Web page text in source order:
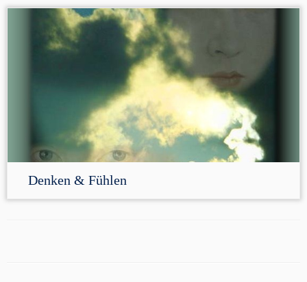
Denken & Fühlen